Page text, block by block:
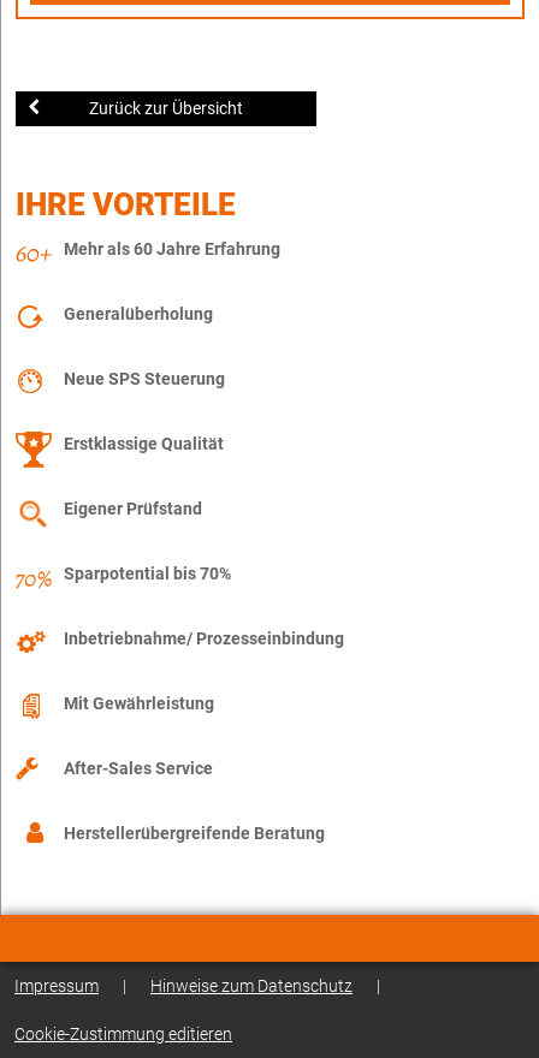
Zurück zur Übersicht
IHRE VORTEILE
Mehr als 60 Jahre Erfahrung
Generalüberholung
Neue SPS Steuerung
Erstklassige Qualität
Eigener Prüfstand
Sparpotential bis 70%
Inbetriebnahme/ Prozesseinbindung
Mit Gewährleistung
After-Sales Service
Herstellerübergreifende Beratung
Impressum | Hinweise zum Datenschutz |
Cookie-Zustimmung editieren